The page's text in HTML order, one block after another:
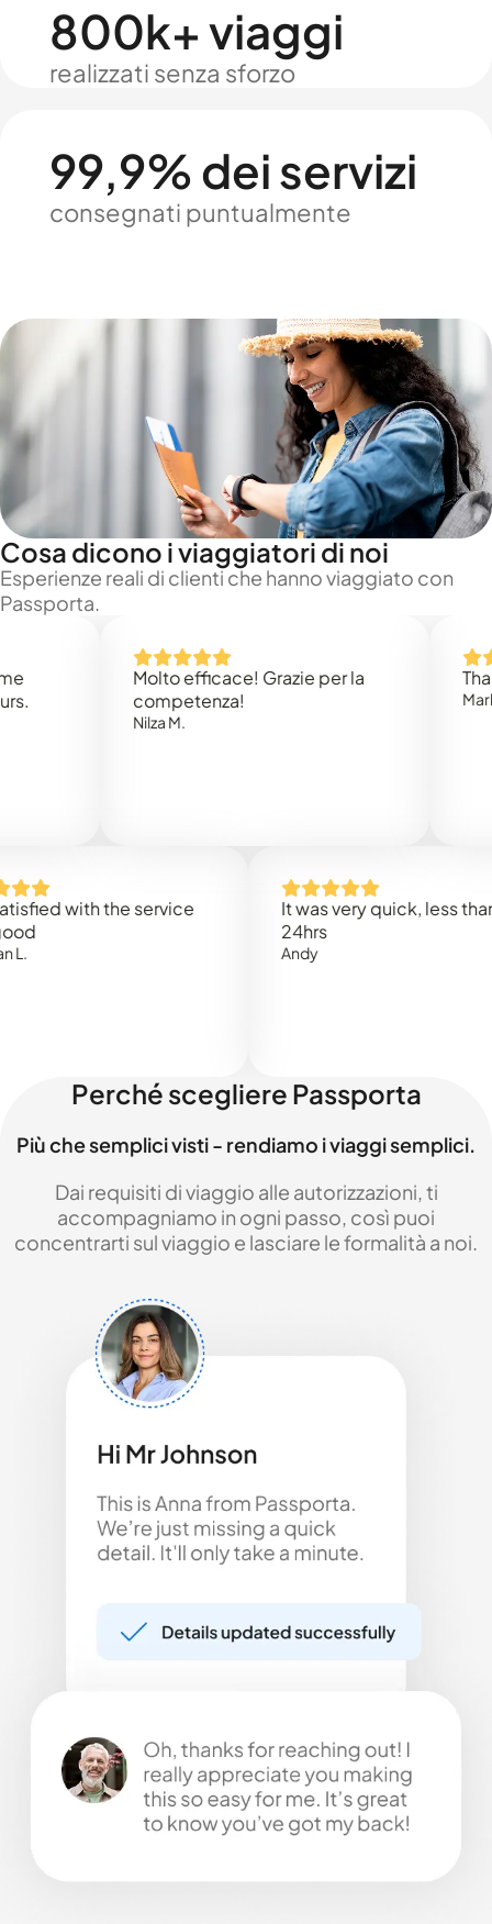
800k+ viaggi
realizzati senza sforzo
99,9% dei servizi
consegnati puntualmente
Cosa dicono i viaggiatori di noi
Esperienze reali di clienti che hanno viaggiato con
Passporta.
Molto efficace! Grazie per la
competenza!
Thank
Mark N.
with the service
It was very quick, less than
Perché scegliere Passporta
Più che semplici visti - rendiamo i viaggi semplici.
Dai requisiti di viaggio alle autorizzazioni, ti
accompagniamo in ogni passo, così puoi
concentrarti sul viaggio e lasciare le formalità a noi.